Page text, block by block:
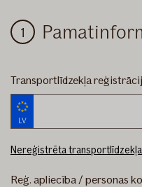
KASKO
Transportlīdzekļa
LV
Nereģistrēta
Reģ. apliecība / personas